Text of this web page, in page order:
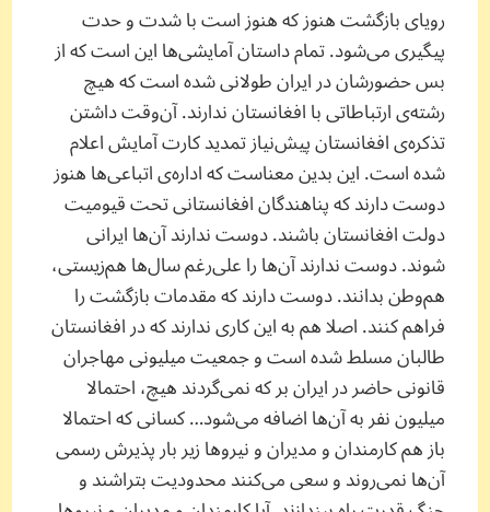
رویای بازگشت هنوز که هنوز است با شدت و حدت
پیگیری می‌شود. تمام داستان آمایشی‌ها این است که از
بس حضورشان در ایران طولانی شده است که هیچ
رشته‌ی ارتباطاتی با افغانستان ندارند. آن‌وقت داشتن
تذکره‌ی افغانستان پیش‌نیاز تمدید کارت آمایش اعلام
شده است. این بدین معناست که اداره‌ی اتباعی‌ها هنوز
دوست دارند که پناهندگان افغانستانی تحت قیومیت
دولت افغانستان باشند. دوست ندارند آن‌ها ایرانی
شوند. دوست ندارند آن‌ها را علی‌رغم سال‌ها هم‌زیستی‌،
هم‌وطن بدانند. دوست دارند که مقدمات بازگشت را
فراهم کنند. اصلا هم به این کاری ندارند که در افغانستان
طالبان مسلط شده است و جمعیت میلیونی مهاجران
قانونی حاضر در ایران بر که نمی‌گردند هیچ، احتمالا
میلیون‌ نفر به آن‌ها اضافه می‌شود… کسانی که احتمالا
باز هم کارمندان و مدیران و نیروها زیر بار پذیرش رسمی
آن‌ها نمی‌روند و سعی می‌کنند محدودیت بتراشند و